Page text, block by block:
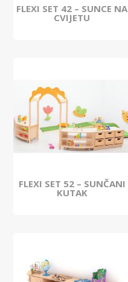
FLEXI SET 42 – SUNCE NA
CVIJETU
FLEXI SET 52 – SUNČANI
KUTAK